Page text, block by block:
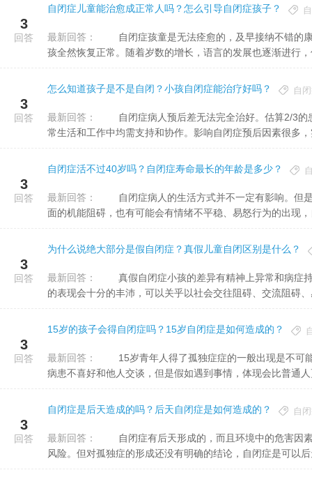
3
回答
自闭症儿童能治愈成正常人吗？怎么引导自闭症孩子？
最新回答：
孩全然恢复正常。随着岁数的增长，语言的发展也逐渐进行
3
回答
怎么知道孩子是不是自闭？小孩自闭症能治疗好吗？ 自
最新回答：
常生活和工作中均需支持和协作。影响自闭症预后因素很多
3
回答
自闭症活不过40岁吗？自闭症寿命最长的年龄是多少？
最新回答：
面的机能阻碍，也有可能会有情绪不平稳、易怒行为的出现
3
回答
为什么说绝大部分是假自闭症？真假儿童自闭区别是什么？
最新回答：
的表现会十分的丰沛，可以关乎以社会交往阻碍、交流阻碍
3
回答
15岁的孩子会得自闭症吗？15岁自闭症是如何造成的？
最新回答：
病患不喜好和他人交谈，但是假如遇到事情，体现会比普通
3
回答
自闭症是后天造成的吗？后天自闭症是如何造成的？ 自
最新回答：
风险。但对孤独症的形成还没有明确的结论，自闭症是可以